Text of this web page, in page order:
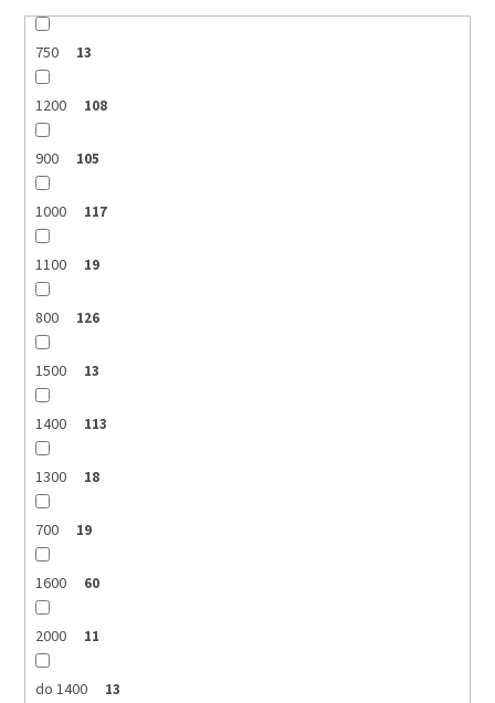
750 13
1200 108
900 105
1000 117
1100 19
800 126
1500 13
1400 113
1300 18
700 19
1600 60
2000 11
do 1400 13